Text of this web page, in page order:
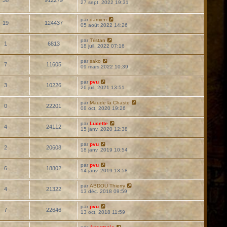
27 sept. 2022 19:31
19 124437
par damien
05 août 2022 14:26
1 6813
par Tristan
18 juil. 2022 07:16
7 11605
par sako
09 mars 2022 10:39
3 10226
par pvu
26 juil. 2021 13:51
0 22201
par Maude la Chaste
08 oct. 2020 19:26
4 24112
par Lucette
15 janv. 2020 12:38
2 20608
par pvu
18 janv. 2019 10:54
6 18802
par pvu
14 janv. 2019 13:58
4 21322
par ABDOU Thierry
13 déc. 2018 09:59
7 22646
par pvu
13 oct. 2018 11:59